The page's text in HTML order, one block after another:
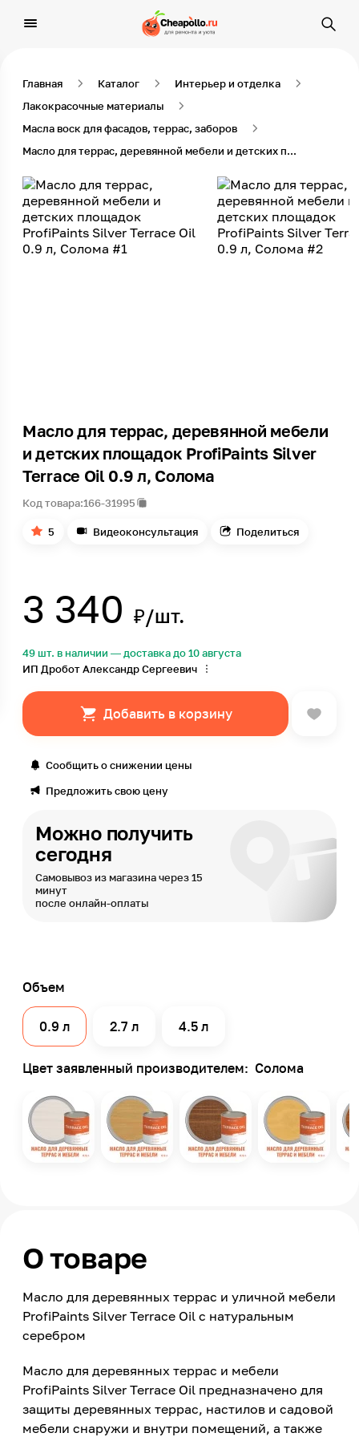
Главная Каталог
Интерьер и отделка
Лакокрасочные материалы
Масла воск для фасадов, террас, заборов
Масло для террас, деревянной мебели и детских площадок ProfiPaints Silver Terrace Oil 0.9 л, Солома
Масло для террас, деревянной мебели
и детских площадок ProfiPaints Silver
Terrace Oil 0.9 л, Солома
Код товара:166-31995
5 Видеоконсультация Поделиться
3 340 ₽/шт.
49 шт. в наличии — доставка до 10 августа
ИП Дробот Александр Сергеевич
Добавить в корзину
Сообщить о снижении цены
Предложить свою цену
Можно получить
сегодня
Самовывоз из магазина через 15
минут
после онлайн-оплаты
Объем
0.9 л 2.7 л 4.5 л
Цвет заявленный производителем: Солома
О товаре
Масло для деревянных террас и уличной мебели
ProfiPaints Silver Terrace Oil с натуральным
серебром
Масло для деревянных террас и мебели
ProfiPaints Silver Terrace Oil предназначено для
защиты деревянных террас, настилов и садовой
мебели снаружи и внутри помещений, а также